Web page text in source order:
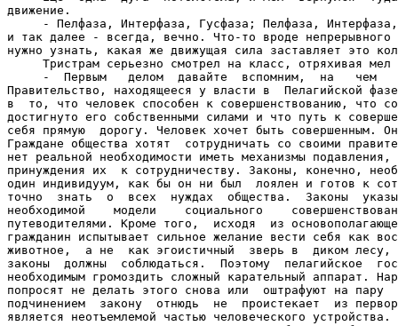
движение.
- Пелфаза, Интерфаза, Гусфаза; Пелфаза,
и так далее - всегда, вечно. Что-то вроде
нужно узнать, какая же движущая сила заставляет это
Тристрам серьезно смотрел на класс, отряхивая мел
-  Первым   делом  давайте  вспомним,  на   чем
Правительство, находящееся у власти в  Пелагийской
в  то, что человек способен к совершенствованию, что
достигнуто его собственными силами и что путь к
себя прямую  дорогу. Человек хочет быть совершенным.
Граждане общества хотят  сотрудничать со своими
нет реальной необходимости иметь механизмы
принуждения их  к сотрудничеству. Законы, конечно,
один индивидуум, как бы он ни был  лоялен и готов к
точно  знать  о  всех  нуждах  общества.  Законы
необходимой    модели    социального
путеводителями. Кроме того,  исходя  из
гражданин испытывает сильное желание вести себя как
животное,  а не  как эгоистичный  зверь в  диком лесу,
законы  должны  соблюдаться.  Поэтому  пелагийское
необходимым громоздить сложный карательный аппарат.
попросят не делать этого снова или  оштрафуют на
подчинением  закону  отнюдь  не  проистекает  из
является неотъемлемой частью человеческого